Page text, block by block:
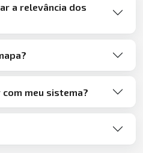
a relevância dos
meu sistema?